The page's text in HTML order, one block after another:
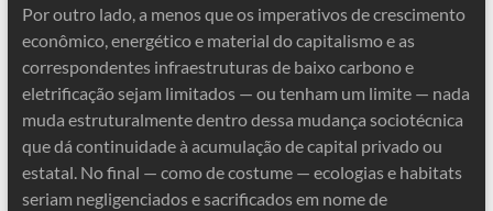
Por outro lado, a menos que os imperativos de crescimento
econômico, energético e material do capitalismo e as
correspondentes infraestruturas de baixo carbono e
eletrificação sejam limitados — ou tenham um limite — nada
muda estruturalmente dentro dessa mudança sociotécnica
que dá continuidade à acumulação de capital privado ou
estatal. No final — como de costume — ecologias e habitats
seriam negligenciados e sacrificados em nome de